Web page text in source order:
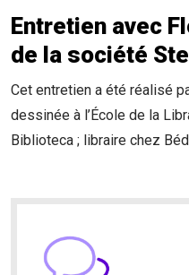
Entretien avec
de la société
Cet entretien a été réalisé
dessinée à l’École de la
Biblioteca ; libraire chez